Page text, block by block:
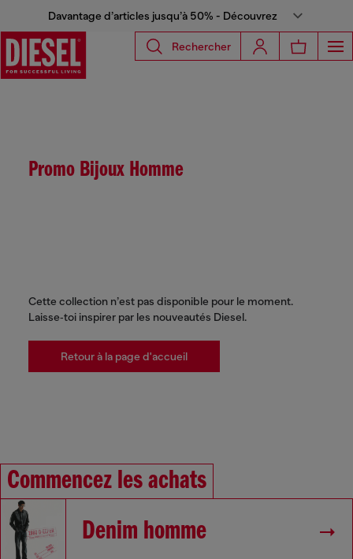
Davantage d’articles jusqu’à 50% - Découvrez
Rechercher
Promo Bijoux Homme
Cette collection n’est pas disponible pour le moment.
Laisse‑toi inspirer par les nouveautés Diesel.
Retour à la page d'accueil
Commencez les achats
Denim homme